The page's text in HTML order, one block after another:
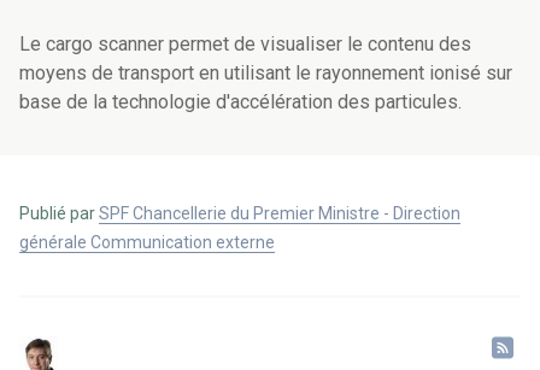
Le cargo scanner permet de visualiser le contenu des
moyens de transport en utilisant le rayonnement ionisé sur
base de la technologie d'accélération des particules.
Publié parSPF Chancellerie du Premier Ministre - Direction
générale Communication externe